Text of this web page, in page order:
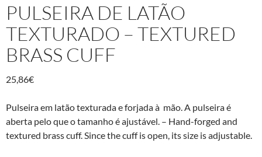
PULSEIRA DE LATÃO
TEXTURADO – TEXTURED
BRASS CUFF
25,86€
Pulseira em latão texturada e forjada à mão. A pulseira é
aberta pelo que o tamanho é ajustável. – Hand-forged and
textured brass cuff. Since the cuff is open, its size is adjustable.